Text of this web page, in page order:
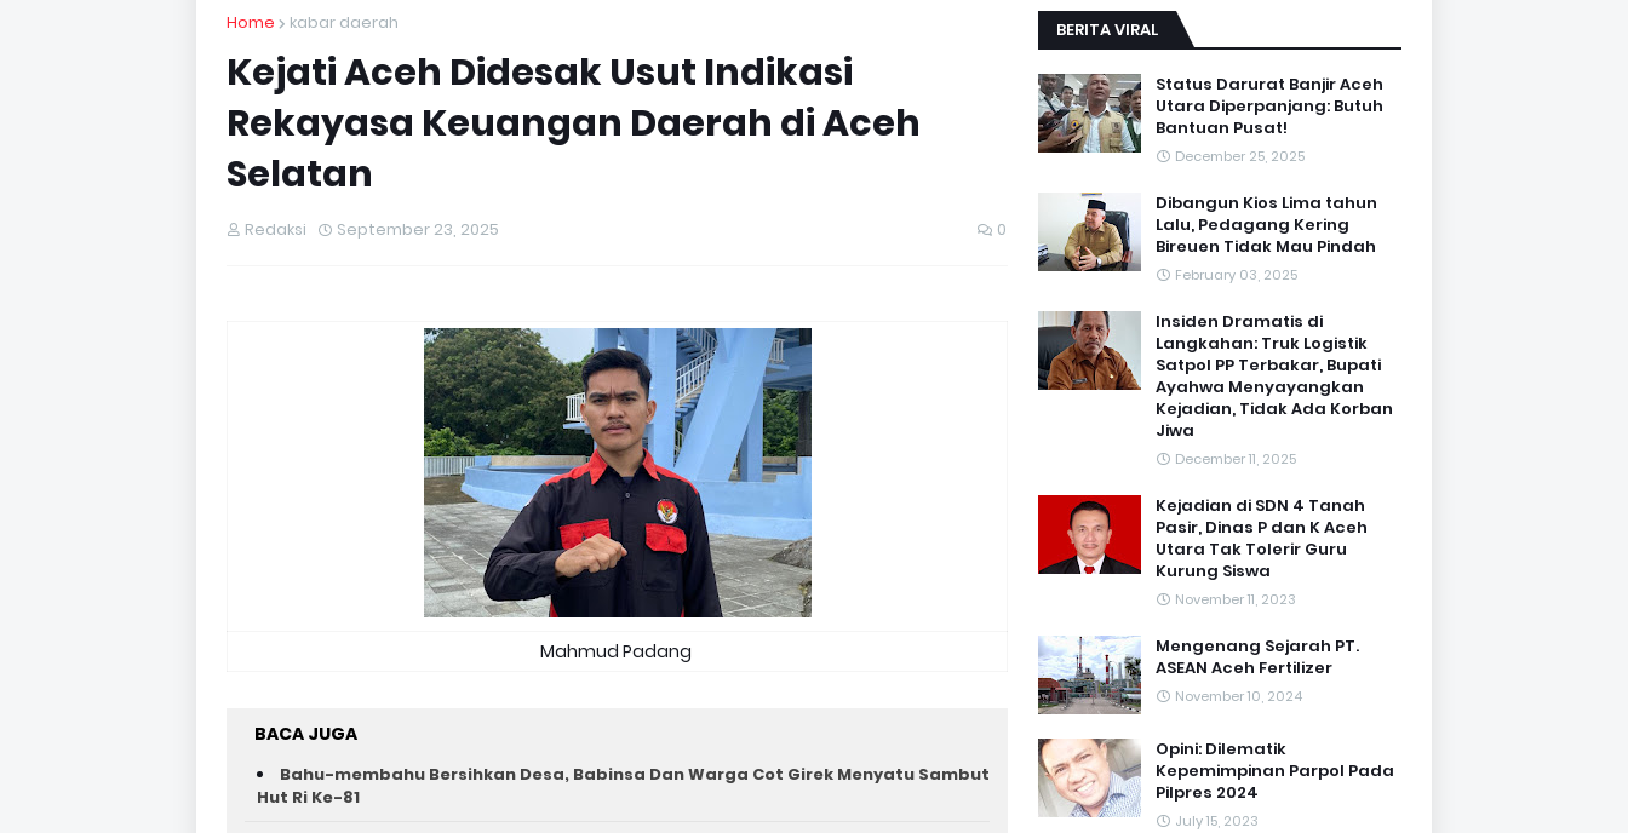
Home kabar daerah
Kejati Aceh Didesak Usut Indikasi
Rekayasa Keuangan Daerah di Aceh
Selatan
Redaksi September 23, 2025 0
Mahmud Padang
BACA JUGA
Bahu-membahu Bersihkan Desa, Babinsa Dan Warga Cot Girek Menyatu Sambut
Hut Ri Ke-81 ‎
BERITA VIRAL
Status Darurat Banjir Aceh
Utara Diperpanjang: Butuh
Bantuan Pusat!
December 25, 2025
Dibangun Kios Lima tahun
Lalu, Pedagang Kering
Bireuen Tidak Mau Pindah
February 03, 2025
Insiden Dramatis di
Langkahan: Truk Logistik
Satpol PP Terbakar, Bupati
Ayahwa Menyayangkan
Kejadian, Tidak Ada Korban
Jiwa
December 11, 2025
Kejadian di SDN 4 Tanah
Pasir, Dinas P dan K Aceh
Utara Tak Tolerir Guru
Kurung Siswa
November 11, 2023
Mengenang Sejarah PT.
ASEAN Aceh Fertilizer
November 10, 2024
Opini: Dilematik
Kepemimpinan Parpol Pada
Pilpres 2024
July 15, 2023